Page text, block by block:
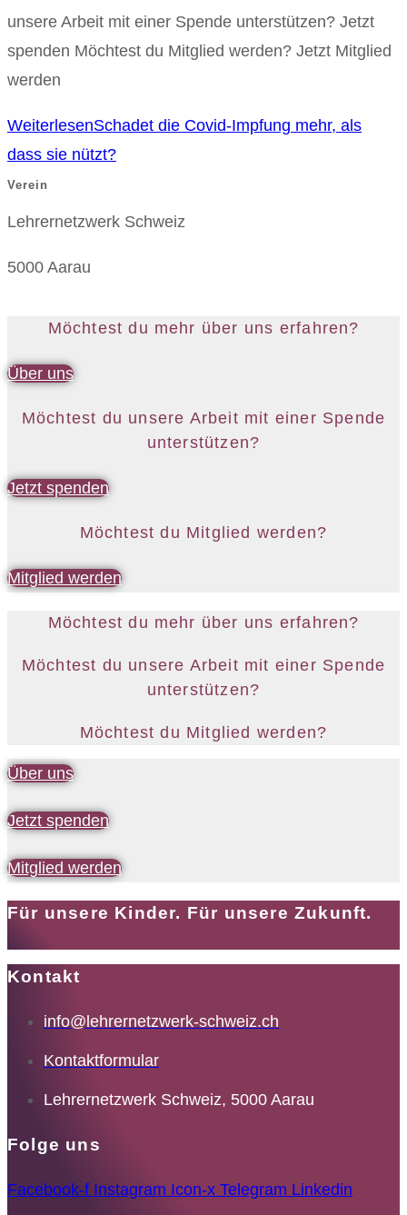
unsere Arbeit mit einer Spende unterstützen? Jetzt
spenden Möchtest du Mitglied werden? Jetzt Mitglied
werden
WeiterlesenSchadet die Covid-Impfung mehr, als
dass sie nützt?
Verein
Lehrernetzwerk Schweiz
5000 Aarau
Möchtest du mehr über uns erfahren?
Über uns
Möchtest du unsere Arbeit mit einer Spende
unterstützen?
Jetzt spenden
Möchtest du Mitglied werden?
Mitglied werden
Möchtest du mehr über uns erfahren?
Möchtest du unsere Arbeit mit einer Spende
unterstützen?
Möchtest du Mitglied werden?
Über uns
Jetzt spenden
Mitglied werden
Für unsere Kinder. Für unsere Zukunft.
Kontakt
info@lehrernetzwerk-schweiz.ch
Kontaktformular
Lehrernetzwerk Schweiz, 5000 Aarau
Folge uns
Facebook-f Instagram Icon-x Telegram Linkedin